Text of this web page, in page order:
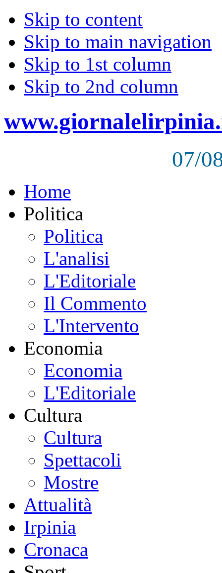
Skip to content
Skip to main navigation
Skip to 1st column
Skip to 2nd column
07/
Home
Politica
Politica
L'analisi
L'Editoriale
Il Commento
L'Intervento
Economia
Economia
L'Editoriale
Cultura
Cultura
Spettacoli
Mostre
Attualità
Irpinia
Cronaca